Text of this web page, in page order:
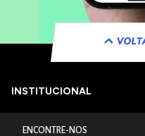
INSTITUCIONAL
ENCONTRE-NOS